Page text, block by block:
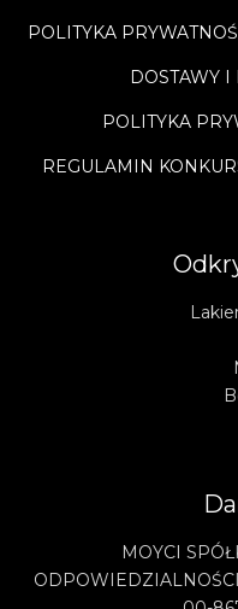
POLITYKA
DOSTAWY I
POLITYKA
REGULAMIN
MOYCI